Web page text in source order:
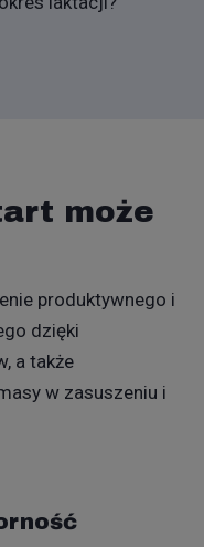
może
produktywnego i
dzięki
a także
w zasuszeniu i